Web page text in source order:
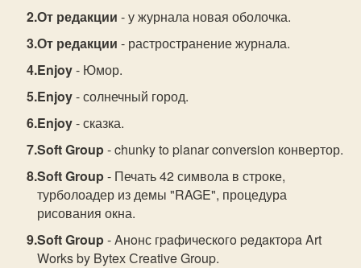
От редакции - у журнала новая оболочка.
От редакции - растространение журнала.
Enjoy- Юмор.
Enjoy- солнечный город.
Enjoy- сказка.
Soft Group- chunky to planar conversion конвертор.
Soft Group- Печать 42 символа в строке,
турболоадер из демы "RAGE", процедура
рисования окна.
Soft Group- Aнoнс гpaфичeскoгo peдaктopa Art
Works by Byteх Сreative Group.